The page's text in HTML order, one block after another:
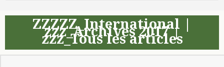
ZZZZZ_International
zzz_Archives 2017|
zzz_Tous les articles